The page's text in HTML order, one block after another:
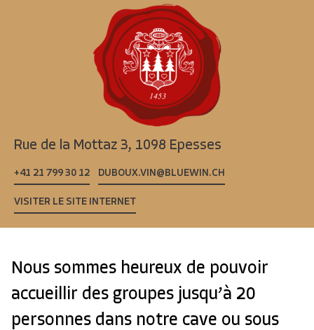
Rue de la Mottaz 3, 1098 Epesses
+41 21 799 30 12 DUBOUX.VIN@BLUEWIN.CH
VISITER LE SITE INTERNET
Nous sommes heureux de pouvoir
accueillir des groupes jusqu’à 20
personnes dans notre cave ou sous